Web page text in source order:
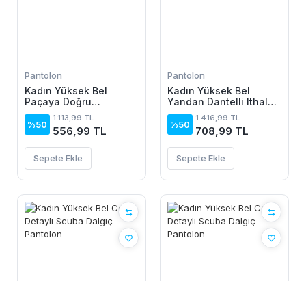
Pantolon
Kadın Yüksek Bel
Paçaya Doğru
Genişleyen Lazer çiçek
Kesim Detaylı Ithal Krep
Pantolon
%50
1.113,99 TL
556,99 TL
Sepete Ekle
Pantolon
Kadın Yüksek Bel
Yandan Dantelli Ithal
Krep Pantolon
%50
1.416,99 TL
708,99 TL
Sepete Ekle